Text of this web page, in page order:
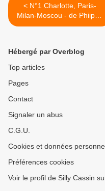
< N°1 Charlotte, Paris-
Milan-Moscou - de Phiippe
Ehly
Hébergé par Overblog
Top articles
Pages
Contact
Signaler un abus
C.G.U.
Cookies et données
Préférences cookies
Voir le profil de Silly Cassin